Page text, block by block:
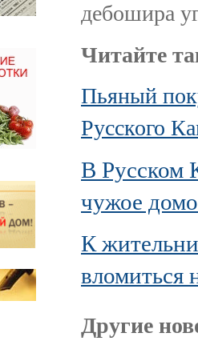
дебошира
Читайте
Пьяный
Русского
В Русском
чужое
К
вломиться
Другие